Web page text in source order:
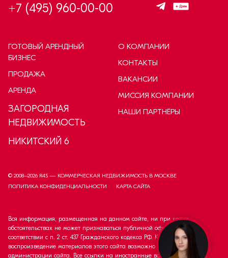
+7 (495) 960-00-00
ГОТОВЫЙ АРЕНДНЫЙ
БИЗНЕС
ПРОДАЖА
АРЕНДА
ЗАГОРОДНАЯ
НЕДВИЖИМОСТЬ
НИКИТСКИЙ 6
О КОМПАНИИ
КОНТАКТЫ
ВАКАНСИИ
МИССИЯ КОМПАНИИ
НАШИ ПАРТНЁРЫ
© 2008–2026 R4S — КОММЕРЧЕСКАЯ НЕДВИЖИМОСТЬ В МОСКВЕ
ПОЛИТИКА КОНФИДЕНЦИАЛЬНОСТИ
КАРТА САЙТА
Вся информация, размещенная на данном сайте, ни при каких
обстоятельствах не может признаваться публичной офертой в
соответствии с п. 2 ст. 437 Гражданского кодекса РФ. Копирование и
воспроизведение материалов этого сайта возможно только с согласия
администрации сайта. Все ссылки на иностранные валюты приведены